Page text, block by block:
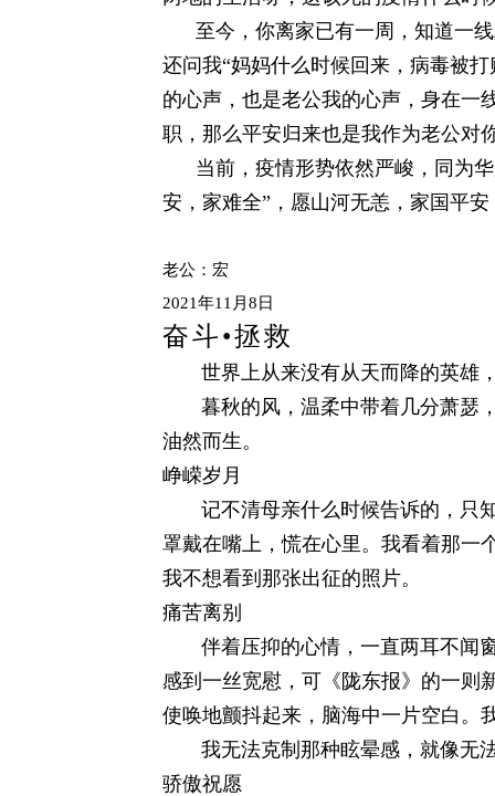
至今，你离家已有一周，知道一线
还问我“妈妈什么时候回来，病毒被
的心声，也是老公我的心声，身在一
职，那么平安归来也是我作为老公对
当前，疫情形势依然严峻，同为华
安，家难全”，愿山河无恙，家国平
老公：宏
2021年11月8日
奋斗•拯救
世界上从来没有从天而降的英雄
暮秋的风，温柔中带着几分萧瑟，
油然而生。
峥嵘岁月
记不清母亲什么时候告诉的，只知
罩戴在嘴上，慌在心里。我看着那一
我不想看到那张出征的照片。
痛苦离别
伴着压抑的心情，一直两耳不闻窗
感到一丝宽慰，可《陇东报》的一则
使唤地颤抖起来，脑海中一片空白
我无法克制那种眩晕感，就像无法
骄傲祝愿